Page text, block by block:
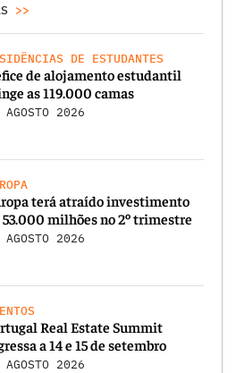
>>
DE ESTUDANTES
de alojamento estudantil
as 119.000 camas
2026
terá atraído investimento
53.000 milhões no 2º trimestre
2026
Real Estate Summit
a 14 e 15 de setembro
2026